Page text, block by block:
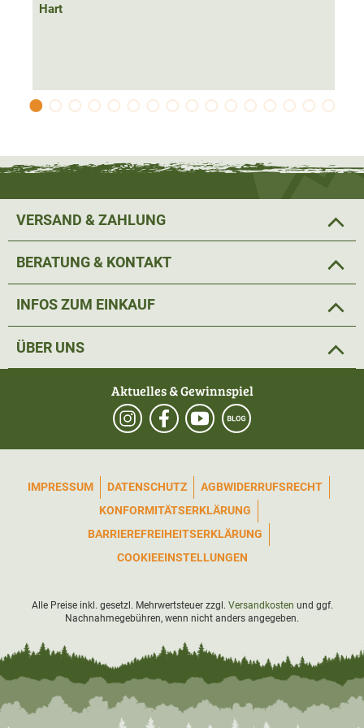
Hart
VERSAND & ZAHLUNG
BERATUNG & KONTAKT
INFOS ZUM EINKAUF
ÜBER UNS
Aktuelles & Gewinnspiel
IMPRESSUM DATENSCHUTZ AGBWIDERRUFSRECHT
KONFORMITÄTSERKLÄRUNG
BARRIEREFREIHEITSERKLÄRUNG
COOKIEEINSTELLUNGEN
Alle Preise inkl. gesetzl. Mehrwertsteuer zzgl. Versandkosten und ggf.
Nachnahmegebühren, wenn nicht anders angegeben.